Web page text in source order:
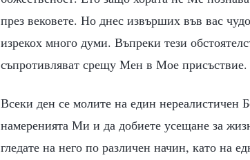
през вековете. Но днес извърших във вас
изрекох много думи. Въпреки тези
съпротивляват срещу Мен в Мое
Всеки ден се молите на един нереалистичен
намеренията Ми и да добиете усещане за
гледате на него по различен начин, като на